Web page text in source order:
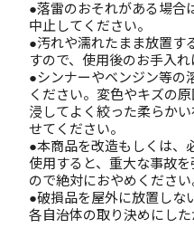
●落雷のおそれがある場合
中止してください。
●汚れや濡れたまま放置す
すので、使用後のお手入れ
●シンナーやベンジン等の
ください。変色やキズの
浸してよく絞った柔らか
せてください。
●本商品を改造もしくは、
使用すると、重大な事故
ので絶対におやめください
●破損品を屋外に放置しな
各自治体の取り決めにした